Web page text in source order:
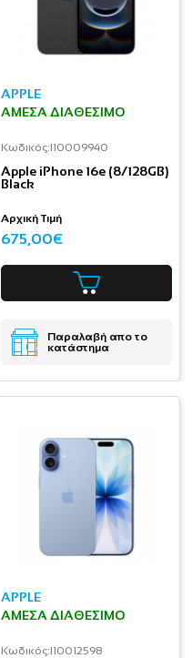
APPLE
ΆΜΕΣΑ ΔΙΑΘΈΣΙΜΟ
Κωδικός:I10009940
Apple iPhone 16e (8/128GB)
Black
Αρχική Τιμή
675,00€
Παραλαβή απο το
κατάστημα
APPLE
ΆΜΕΣΑ ΔΙΑΘΈΣΙΜΟ
Κωδικός:I10012598